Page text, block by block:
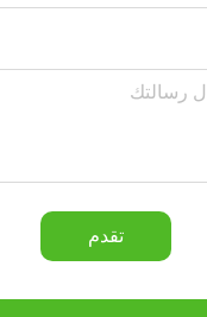
تقدم